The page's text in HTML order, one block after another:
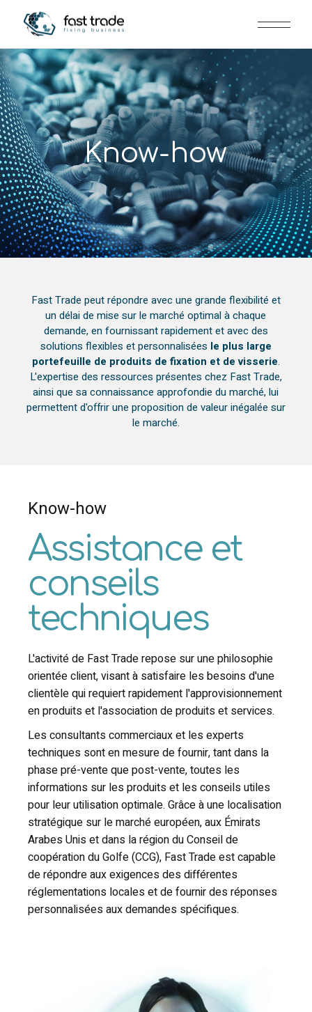
Know-how
Fast Trade peut répondre avec une grande flexibilité et
un délai de mise sur le marché optimal à chaque
demande, en fournissant rapidement et avec des
solutions flexibles et personnalisées le plus large
portefeuille de produits de fixation et de visserie.
L'expertise des ressources présentes chez Fast Trade,
ainsi que sa connaissance approfondie du marché, lui
permettent d'offrir une proposition de valeur inégalée sur
le marché.
Know-how
Assistance et
conseils
techniques
L'activité de Fast Trade repose sur une philosophie
orientée client, visant à satisfaire les besoins d'une
clientèle qui requiert rapidement l'approvisionnement
en produits et l'association de produits et services.
Les consultants commerciaux et les experts
techniques sont en mesure de fournir, tant dans la
phase pré-vente que post-vente, toutes les
informations sur les produits et les conseils utiles
pour leur utilisation optimale. Grâce à une localisation
stratégique sur le marché européen, aux Émirats
Arabes Unis et dans la région du Conseil de
coopération du Golfe (CCG), Fast Trade est capable
de répondre aux exigences des différentes
réglementations locales et de fournir des réponses
personnalisées aux demandes spécifiques.